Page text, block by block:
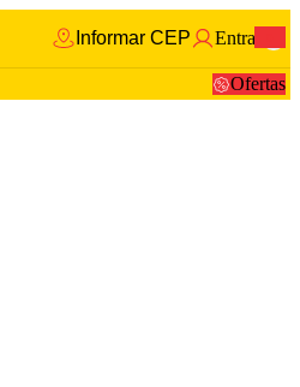
Informar CEP Entrar
Ofertas